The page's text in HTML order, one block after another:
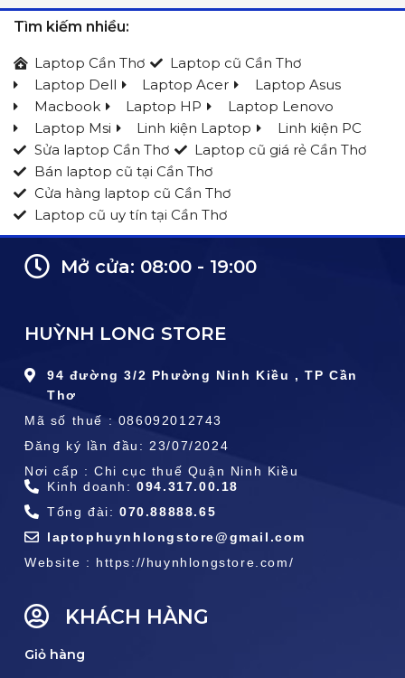
Tìm kiếm nhiều:
Laptop Cần Thơ
Laptop cũ Cần Thơ
Laptop Dell
Laptop Acer
Laptop Asus
Macbook
Laptop HP
Laptop Lenovo
Laptop Msi
Linh kiện Laptop
Linh kiện PC
Sửa laptop Cần Thơ
Laptop cũ giá rẻ Cần Thơ
Bán laptop cũ tại Cần Thơ
Cửa hàng laptop cũ Cần Thơ
Laptop cũ uy tín tại Cần Thơ
Mở cửa: 08:00 - 19:00
HUỲNH LONG STORE
94 đường 3/2 Phường Ninh Kiều , TP Cần
Thơ
Mã số thuế : 086092012743
Đăng ký lần đầu: 23/07/2024
Nơi cấp : Chi cục thuế Quận Ninh Kiều
Kinh doanh:094.317.00.18
Tổng đài: 070.88888.65
laptophuynhlongstore@gmail.com
Website : https://huynhlongstore.com/
KHÁCH HÀNG
Giỏ hàng